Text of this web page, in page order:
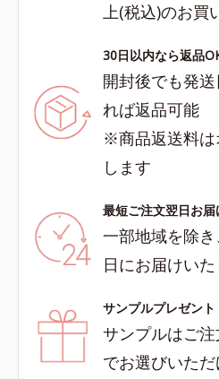
上(税込)のお買
30日以内なら返品
開封後でも発
れば返品可能
※商品返送料は
します
最短ご注文翌日お届
一部地域を除
日にお届けい
サンプルプレゼント
サンプルはご
でお選びいた